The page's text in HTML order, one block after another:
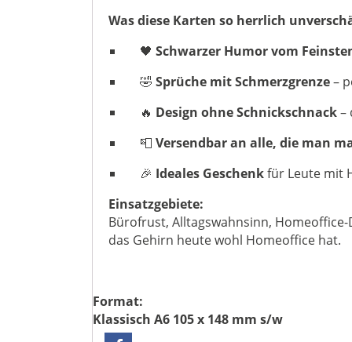
Was diese Karten so herrlich
🖤 Schwarzer Humor vom
🤣 Sprüche mit Schmerzgrenze–
🔥 Design ohne Schnickschnack–
📮 Versendbar an alle, die man
🎉 Ideales Geschenkfür Leute mit
Einsatzgebiete:
Bürofrust, Alltagswahnsinn,
das Gehirn heute wohl Homeoffice hat.
Format:
Klassisch A6 105 x 148 mm s/w